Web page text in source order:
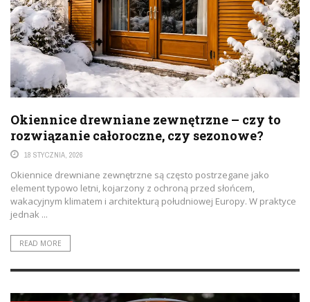
Okiennice drewniane zewnętrzne – czy to
rozwiązanie całoroczne, czy sezonowe?
18 STYCZNIA, 2026
Okiennice drewniane zewnętrzne są często postrzegane jako
element typowo letni, kojarzony z ochroną przed słońcem,
wakacyjnym klimatem i architekturą południowej Europy. W praktyce
jednak ...
READ MORE